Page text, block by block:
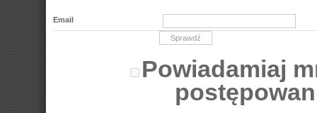
Email
Powiadamiaj